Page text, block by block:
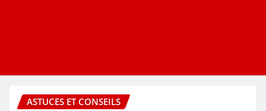
ASTUCES ET CONSEILS